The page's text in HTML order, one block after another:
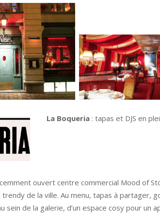
La Boqueria : tapas et DJS en
ouvert centre commercial Mood of
de la ville. Au menu, tapas à partager,
sein de la galerie, d’un espace cosy pour un